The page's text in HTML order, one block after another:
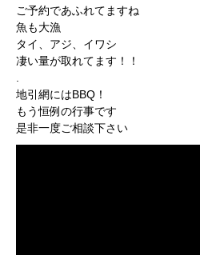
ご予約であふれてますね
魚も大漁
タイ、アジ、イワシ
凄い量が取れてます！！
地引網にはBBQ！
もう恒例の行事です
是非一度ご相談下さい